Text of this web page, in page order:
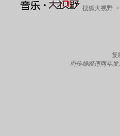
搜狐大视野
复
周传雄睽违两年